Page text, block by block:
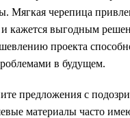
Мягкая черепица
и кажется выгодным
проекта
в будущем.
предложения с
материалы часто